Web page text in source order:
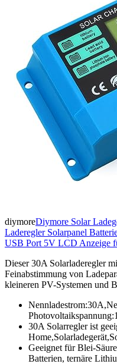
diymoreDiymore Solar
Laderegler Solarpanel
USB Port 5V LCD Anzeige
Dieser 30A Solarladeregler
Feinabstimmung von
kleineren PV-Systemen und
30A Solarregler ist
Geeignet für Blei-
Batterien, ternäre